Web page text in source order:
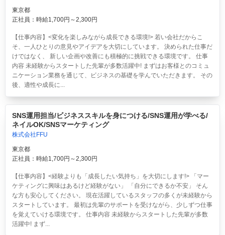
東京都
正社員：時給1,700円～2,300円
【仕事内容】<変化を楽しみながら成長できる環境!> 若い会社だからこ
そ、一人ひとりの意見やアイデアを大切にしています。 決められた仕事だ
けではなく、 新しい企画や改善にも積極的に挑戦できる環境です。 仕事
内容 未経験からスタートした先輩が多数活躍中! まずはお客様とのコミュ
ニケーション業務を通じて、ビジネスの基礎を学んでいただきます。 その
後、適性や成長に...
SNS運用担当/ビジネススキルを身につける/SNS運用が学べる/
ネイルOK/SNSマーケティング
株式会社FFU
東京都
正社員：時給1,700円～2,300円
【仕事内容】<経験よりも「成長したい気持ち」を大切にします!> 「マー
ケティングに興味はあるけど経験がない」 「自分にできるか不安」 そん
な方も安心してください。 現在活躍しているスタッフの多くが未経験から
スタートしています。 最初は先輩のサポートを受けながら、少しずつ仕事
を覚えていける環境です。 仕事内容 未経験からスタートした先輩が多数
活躍中! まず...